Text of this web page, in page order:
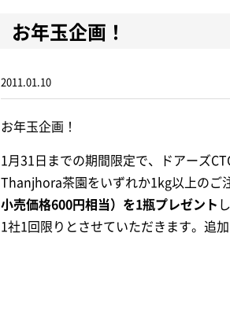
お年玉企画！
2011.01.10
お年玉企画！
1月31日までの期間限定で、ドアーズ
Thanjhora茶園をいずれか1kg以上のご
小売価格600円相当）を1瓶プレゼント
1社1回限りとさせていただきます。追